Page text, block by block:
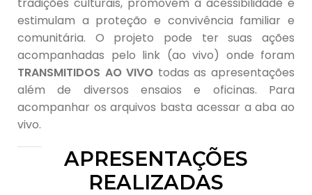
estimulam a proteção e convivência familiar e
comunitária. O projeto pode ter suas ações
acompanhadas pelo link (ao vivo) onde foram
TRANSMITIDOS AO VIVO todas as apresentações
além de diversos ensaios e oficinas. Para
acompanhar os arquivos basta acessar a aba ao
vivo.
APRESENTAÇÕES
REALIZADAS